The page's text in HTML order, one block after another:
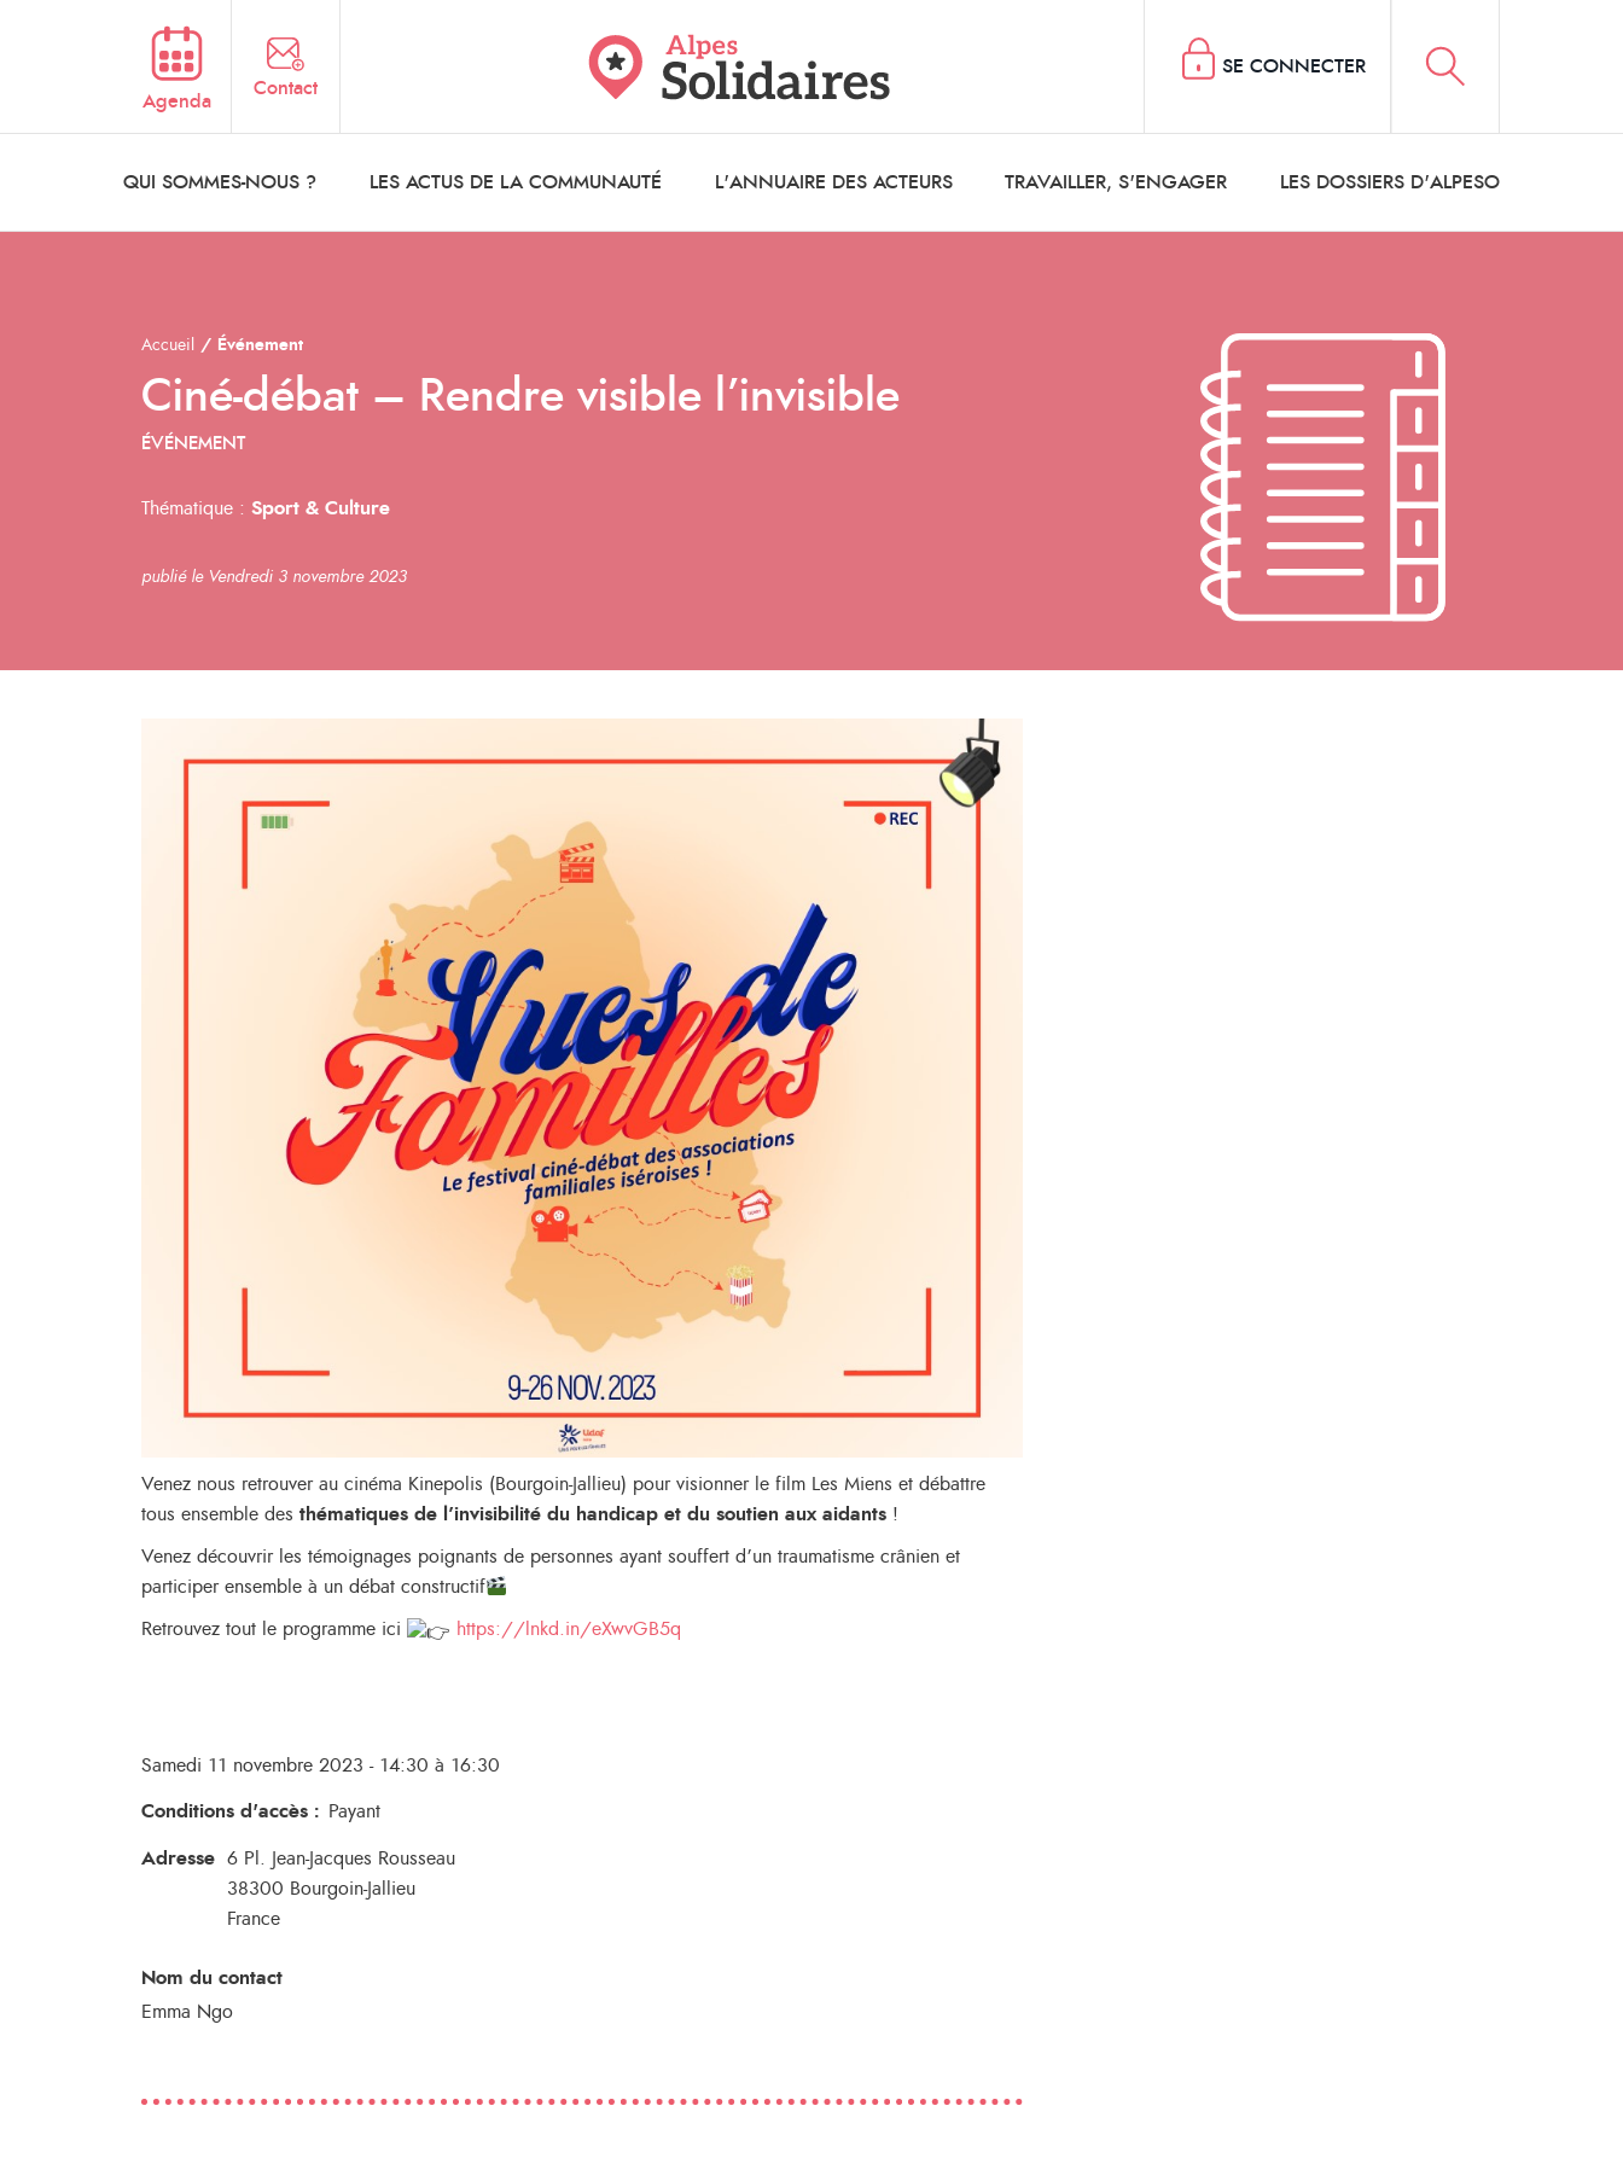
Agenda
Contact
QUI SOMMES-NOUS ? LES ACTUS DE LA COMMUNAUTÉ L'ANNUAIRE DES ACTEURS TRAVAILLER, S'ENGAGER LES DOSSIERS D'ALPESO
SE CONNECTER
Accueil Événement
Ciné-débat – Rendre visible l’invisible
ÉVÉNEMENT
Thématique : Sport & Culture
publié le Vendredi 3 novembre 2023
Venez nous retrouver au cinéma Kinepolis (Bourgoin-Jallieu) pour visionner le film Les Miens et débattre
tous ensemble des thématiques de l’invisibilité du handicap et du soutien aux aidants !
Venez découvrir les témoignages poignants de personnes ayant souffert d’un traumatisme crânien et
participer ensemble à un débat constructif
Retrouvez tout le programme ici https://lnkd.in/eXwvGB5q
Samedi 11 novembre 2023 - 14:30 à 16:30
Conditions d'accès : Payant
Adresse
6 Pl. Jean-Jacques Rousseau
38300 Bourgoin-Jallieu
France
Nom du contact
Emma Ngo